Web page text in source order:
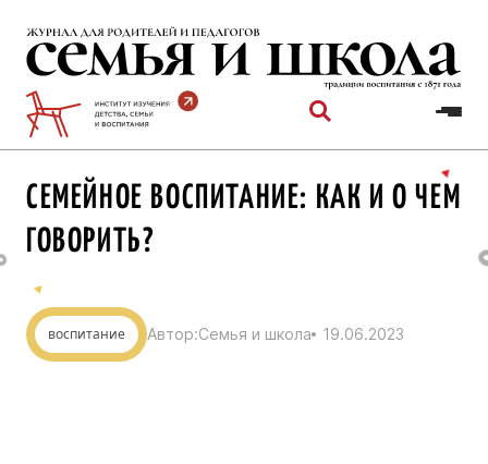
содержимому
СЕМЕЙНОЕ ВОСПИТАНИЕ: КАК И О ЧЕМ
ГОВОРИТЬ?
воспитание Автор:Семья и школа 19.06.2023